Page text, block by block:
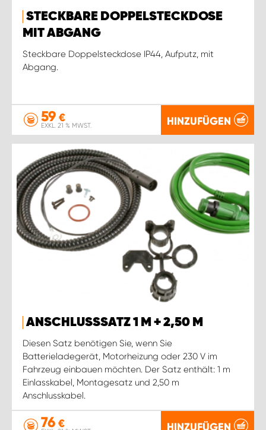
STECKBARE DOPPELSTECKDOSE
MIT ABGANG
Steckbare Doppelsteckdose IP44, Aufputz, mit
Abgang.
59 €
EXKL. 21 % MWST. HINZUFÜGEN
ANSCHLUSSSATZ 1 M + 2,50 M
Diesen Satz benötigen Sie, wenn Sie
Batterieladegerät, Motorheizung oder 230 V im
Fahrzeug einbauen möchten. Der Satz enthält: 1 m
Einlasskabel, Montagesatz und 2,50 m
Anschlusskabel.
76 € HINZUFÜGEN